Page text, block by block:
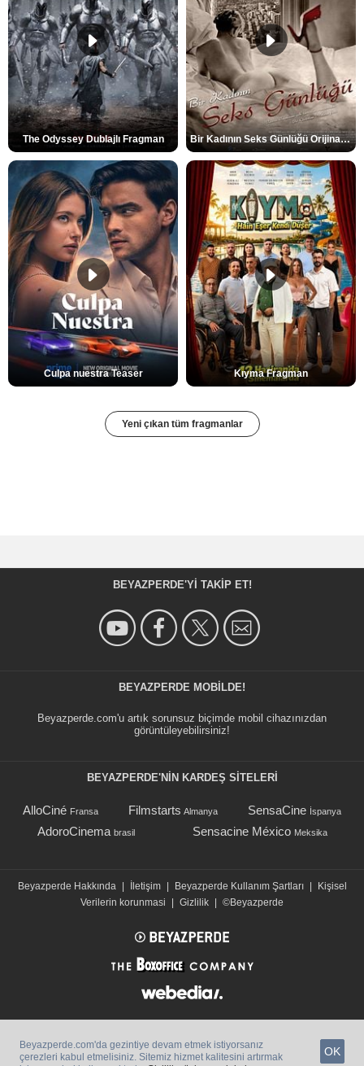
The Odyssey Dublajlı Fragman Bir Kadının Seks Günlüğü Orijinal Fragman
Culpa nuestra Teaser Kıyma Fragman
Yeni çıkan tüm fragmanlar
BEYAZPERDE'YI TAKIP ET!
BEYAZPERDE MOBILDE!
Beyazperde.com'u artık sorunsuz biçimde mobil cihazınızdan
görüntüleyebilirsiniz!
BEYAZPERDE'NIN KARDEŞ SİTELERİ
AlloCiné Fransa Filmstarts Almanya SensaCine İspanya
AdoroCinema brasil Sensacine México Meksika
Beyazperde Hakkında | İletişim | Beyazperde Kullanım Şartları |
Kişisel
Verilerin korunmasi
| Gizlilik | ©Beyazperde
Beyazperde.com'da gezintiye devam etmek istiyorsanız
çerezleri kabul etmelisiniz. Sitemiz hizmet kalitesini artırmak
OK